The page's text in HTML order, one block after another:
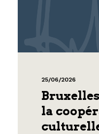
25/06/2026
la